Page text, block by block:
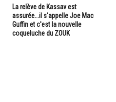
La relève de Kassav est
assurée...il s'appelle Joe Mac
Guffin et c'est la nouvelle
coqueluche du ZOUK